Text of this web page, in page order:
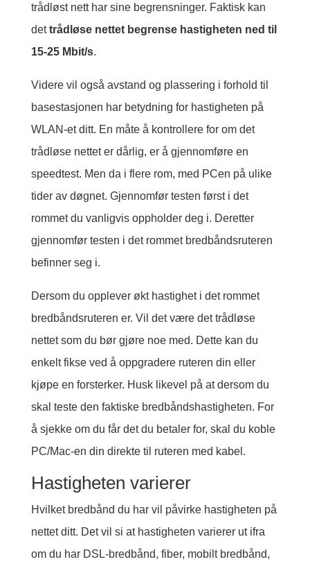
trådløst nett har sine begrensninger. Faktisk kan
dettrådløse nettet begrense hastigheten ned til
15-25 Mbit/s.
Videre vil også avstand og plassering i forhold til
basestasjonen har betydning for hastigheten på
WLAN-et ditt. En måte å kontrollere for om det
trådløse nettet er dårlig, er å gjennomføre en
speedtest. Men da i flere rom, med PCen på ulike
tider av døgnet. Gjennomfør testen først i det
rommet du vanligvis oppholder deg i. Deretter
gjennomfør testen i det rommet bredbåndsruteren
befinner seg i.
Dersom du opplever økt hastighet i det rommet
bredbåndsruteren er. Vil det være det trådløse
nettet som du bør gjøre noe med. Dette kan du
enkelt fikse ved å oppgradere ruteren din eller
kjøpe en forsterker. Husk likevel på at dersom du
skal teste den faktiske bredbåndshastigheten. For
å sjekke om du får det du betaler for, skal du koble
PC/Mac-en din direkte til ruteren med kabel.
Hastigheten varierer
Hvilket bredbånd du har vil påvirke hastigheten på
nettet ditt. Det vil si at hastigheten varierer ut ifra
om du har DSL-bredbånd, fiber, mobilt bredbånd,